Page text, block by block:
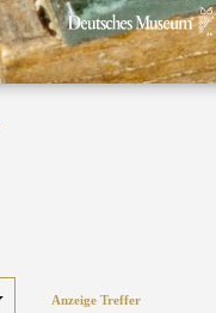
Anzeige Treffer